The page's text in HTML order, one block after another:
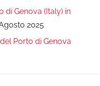
Genova (Italy) in
2025
Porto di Genova